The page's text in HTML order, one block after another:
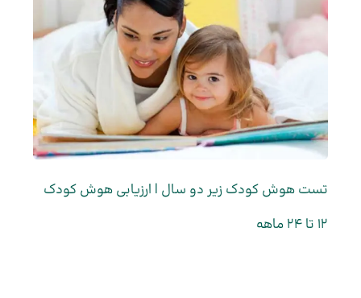
تست هوش کودک زیر دو سال | ارزیابی هوش کودک
۱۲ تا ۲۴ ماهه